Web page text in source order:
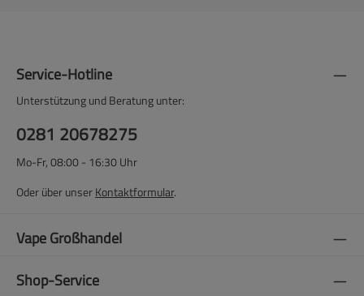
Service-Hotline
Unterstützung und Beratung unter:
0281 20678275
Mo-Fr, 08:00 - 16:30 Uhr
Oder über unserKontaktformular.
Vape Großhandel
Shop-Service